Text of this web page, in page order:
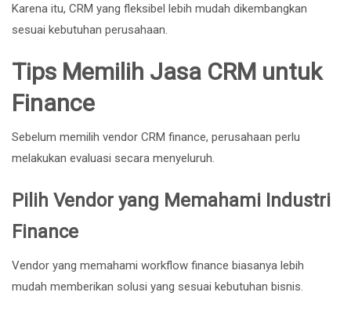
Karena itu, CRM yang fleksibel lebih mudah dikembangkan
sesuai kebutuhan perusahaan.
Tips Memilih Jasa CRM untuk
Finance
Sebelum memilih vendor CRM finance, perusahaan perlu
melakukan evaluasi secara menyeluruh.
Pilih Vendor yang Memahami Industri
Finance
Vendor yang memahami workflow finance biasanya lebih
mudah memberikan solusi yang sesuai kebutuhan bisnis.